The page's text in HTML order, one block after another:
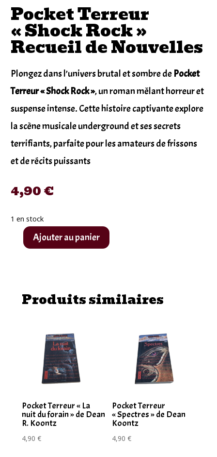
Pocket Terreur
« Shock Rock »
Recueil de Nouvelles
Plongez dans l’univers brutal et sombre de Pocket
Terreur « Shock Rock », un roman mêlant horreur et
suspense intense. Cette histoire captivante explore
la scène musicale underground et ses secrets
terrifiants, parfaite pour les amateurs de frissons
et de récits puissants
4,90€
1 en stock
quantité
"Shock
Nouvelles
Ajouter au panier
Produits similaires
Pocket Terreur « La
nuit du forain » de Dean
R. Koontz
4,90 €
Pocket Terreur
« Spectres » de Dean
Koontz
4,90€